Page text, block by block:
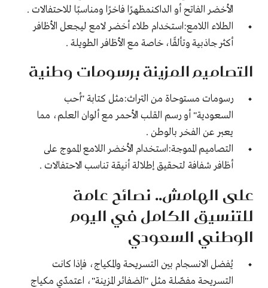
الأخضر الفاتح أو الداكنمظهرًا فاخرًا ومناسبًا للاحتفالات .
الطلاء اللامع:استخدام طلاء أخضر لامع ليجعل الأظافر
أكثر جاذبية وتألقًا، خاصة مع الأظافر الطويلة .
التصاميم المزينة برسومات وطنية
رسومات مستوحاة من التراث:مثل كتابة "أحب
السعودية" أو رسم القلب الأحمر مع ألوان العلم، مما
يعبر عن الفخر بالوطن .
التصاميم المموجة:استخدام الأخضر اللامع المموج على
أظافر شفافة لتحقيق إطلالة أنيقة تناسب الاحتفالات .
على الهامش.. نصائح عامة
للتنسيق الكامل في اليوم
الوطني السعودي
يُفضل الانسجام بين التسريحة والمكياج، فإذا كانت
التسريحة مفصّلة مثل "الضفائر المزينة"، اعتمدّي مكياج